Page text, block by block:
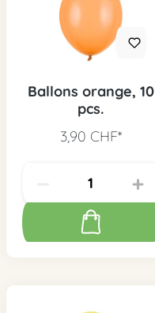
Ballons orange, 10
pcs.
3,90 CHF*